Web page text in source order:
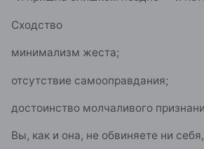
Сходство
минимализм жеста;
отсутствие самооправдания;
достоинство молчаливого
Вы, как и она, не обвиняете ни